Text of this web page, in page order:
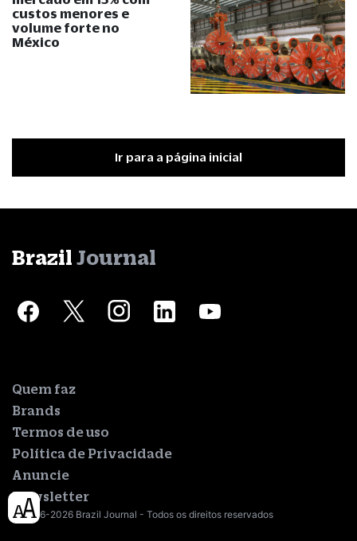
custos menores e
volume forte no
México
Ir para a página inicial
Brazil Journal
Quem faz
Brands
Termos de uso
Política de Privacidade
Anuncie
Newsletter
© 2016-2026 Brazil Journal - Todos os direitos reservados